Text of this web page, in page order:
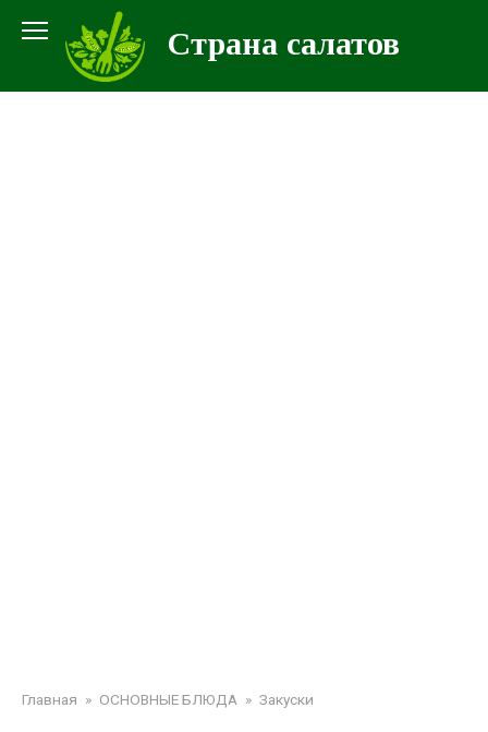
контенту
Страна салатов
Главная » ОСНОВНЫЕ БЛЮДА » Закуски